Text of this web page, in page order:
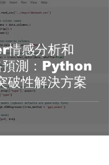
感分析和
測：Python
破性解決方案